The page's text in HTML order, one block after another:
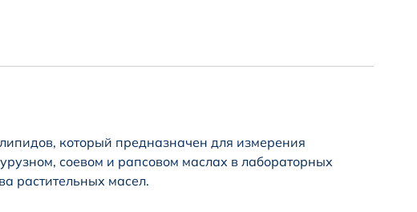
который предназначен для измерения
соевом и рапсовом маслах в лабораторных
растительных масел.